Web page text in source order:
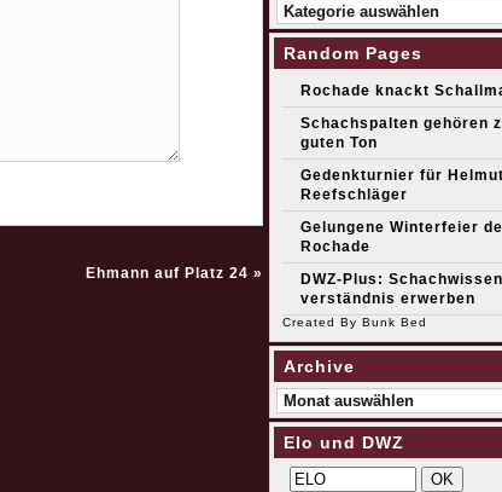
Ehmann auf Platz 24 »
Kategorien
Random Pages
Rochade knackt
Schachspalten gehören
guten Ton
Gedenkturnier für Helmut
Reefschläger
Gelungene Winterfeier
Rochade
DWZ-Plus:
verständnis erwerben
Created By Bunk Bed
Archive
Archive
Elo und DWZ